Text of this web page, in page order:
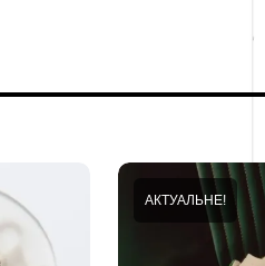
АКТУАЛЬНЕ!